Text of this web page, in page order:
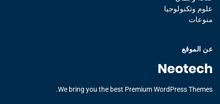
علوم وتكنولوجيا
منوعات
عن الموقع
We bring you the best Premium WordPress Themes.